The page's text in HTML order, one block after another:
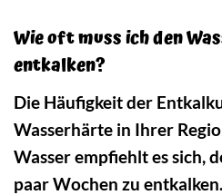
Wie oft muss ich den
entkalken?
Die Häufigkeit der
Wasserhärte in Ihrer
Wasser empfiehlt es sich,
paar Wochen zu